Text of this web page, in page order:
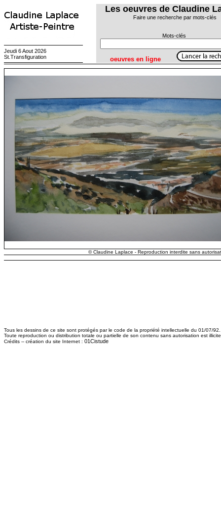
Les oeuvres de Claudine
Faire une recherche par mots-clés
Mots-clés
oeuvres en ligne
Jeudi 6 Aout 2026
St.Transfiguration
© Claudine Laplace - Reproduction interdite sans
Tous les dessins de ce site sont protégés par le code de la propriété intellectuelle du 01/07/92.
Toute reproduction ou distribution totale ou partielle de son contenu sans autorisation est
Crédits -- création du site Internet : 01Cistude